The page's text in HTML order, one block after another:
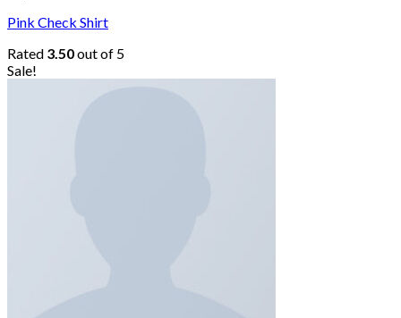
Pink Check Shirt
Rated 3.50out of 5
Sale!